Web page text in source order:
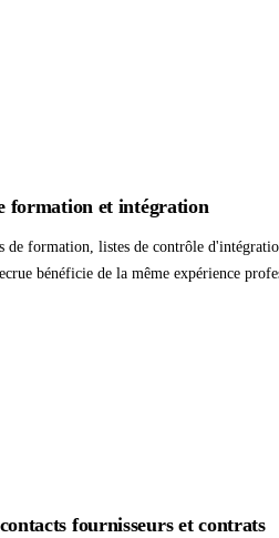
formation et intégration
de formation, listes de contrôle
bénéficie de la même expérience
fournisseurs et contrats